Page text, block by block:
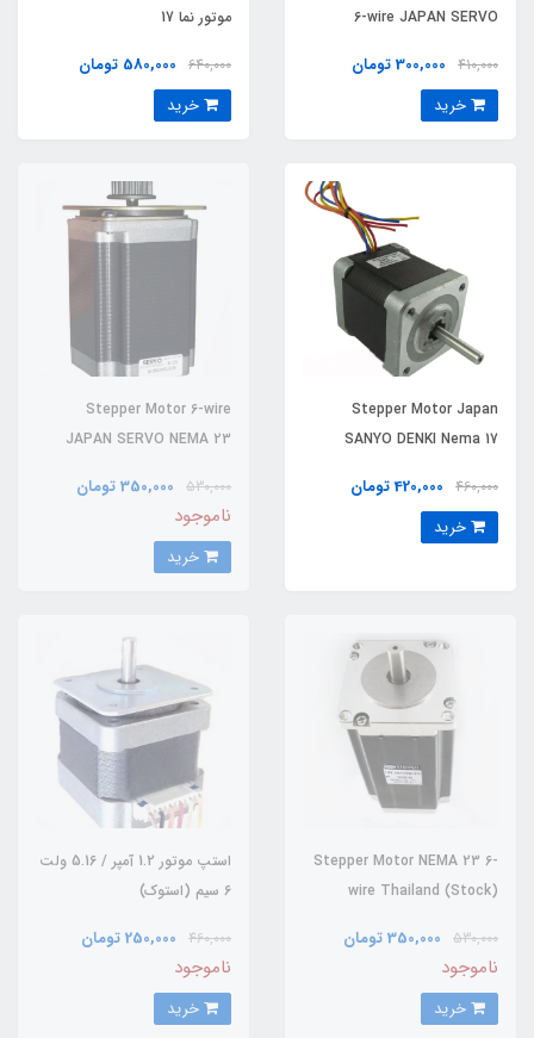
6-wire JAPAN SERVO
410,000 300,000 تومان
موتور نما 17
640,000 580,000 تومان
Stepper Motor Japan
SANYO DENKI Nema 17
460,000 420,000 تومان
Stepper Motor 6-wire
JAPAN SERVO NEMA 23
530,000 350,000 تومان
ناموجود
Stepper Motor NEMA 23 6-
wire Thailand (Stock)
530,000 350,000 تومان
ناموجود
استپ موتور 1.2 آمپر / 5.16 ولت
6 سیم (استوک)
460,000 250,000 تومان
ناموجود